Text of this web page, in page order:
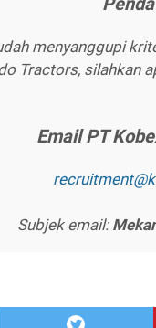
menyanggupi
Tractors, silahkan
Emаіl PT
Subjek email: